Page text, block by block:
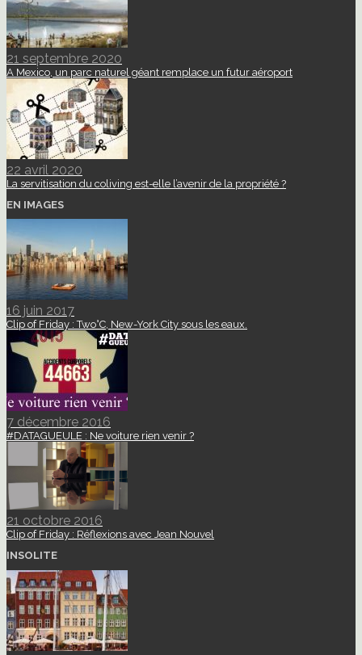
21 septembre 2020
A Mexico, un parc naturel géant remplace un futur aéroport
22 avril 2020
La servitisation du coliving est-elle l’avenir de la propriété ?
EN IMAGES
16 juin 2017
Clip of Friday : Two°C, New-York City sous les eaux.
7 décembre 2016
#DATAGUEULE : Ne voiture rien venir ?
21 octobre 2016
Clip of Friday : Réflexions avec Jean Nouvel
INSOLITE